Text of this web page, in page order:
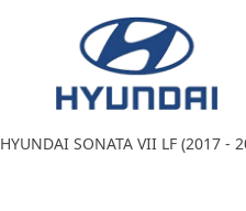
HYUNDAI SONATA VII LF (2017 -